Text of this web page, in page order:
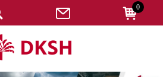
0